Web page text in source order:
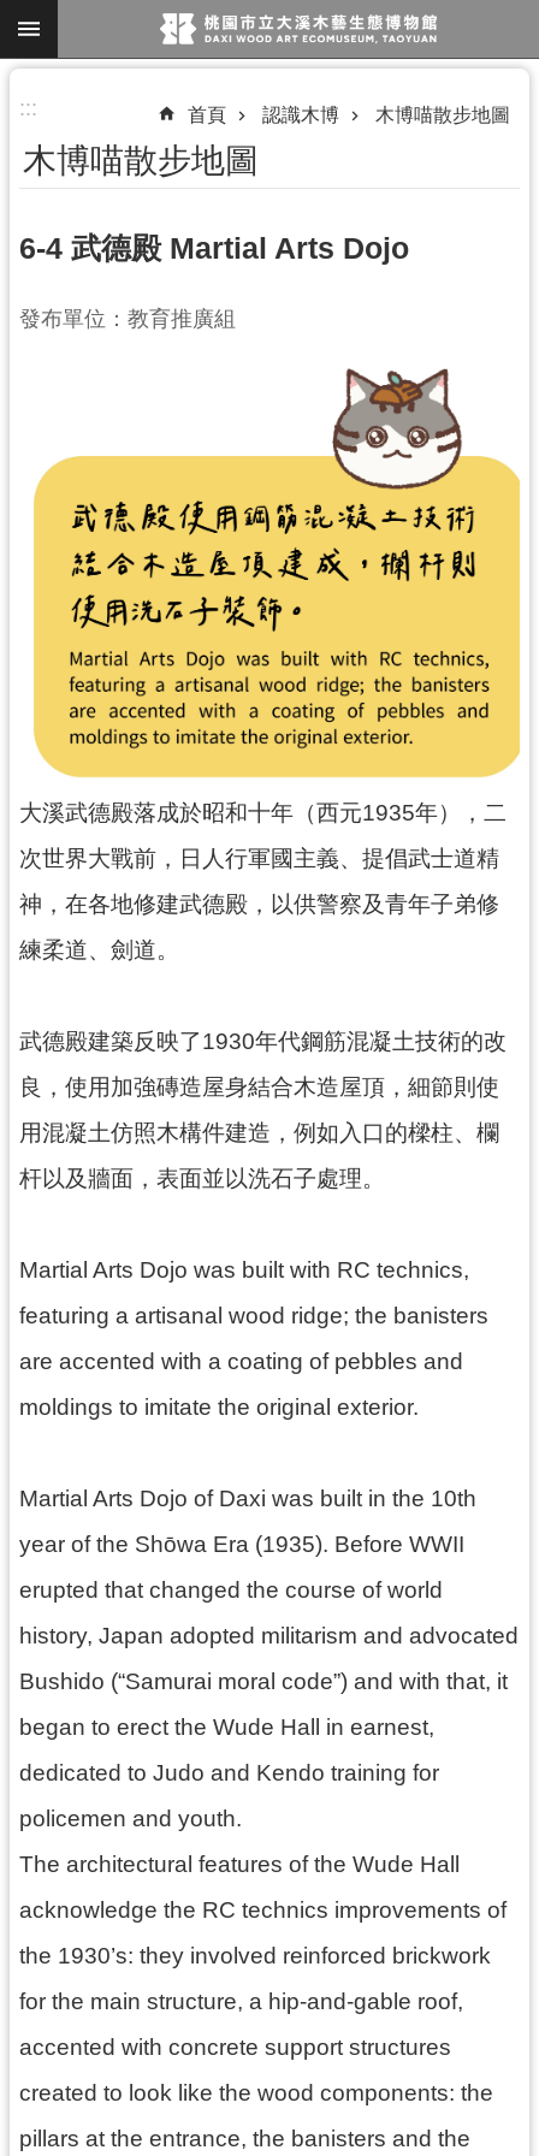
跳到主要內容區塊
搜
尋
參
覽
研
學
習
資
源
認
博
訊
息
公
告
園
地
出
品
創
商
品
回
頁
網
導
政
箱
桃
園
政
n
::: 首頁 認識木博 木博喵散步地圖
木博喵散步地圖
6-4 武德殿 Martial Arts Dojo
發布單位：教育推廣組
大溪武德殿落成於昭和十年（西元1935年），二
次世界大戰前，日人行軍國主義、提倡武士道精
神，在各地修建武德殿，以供警察及青年子弟修
練柔道、劍道。
武德殿建築反映了1930年代鋼筋混凝土技術的改
良，使用加強磚造屋身結合木造屋頂，細節則使
用混凝土仿照木構件建造，例如入口的樑柱、欄
杆以及牆面，表面並以洗石子處理。
Martial Arts Dojo was built with RC technics,
featuring a artisanal wood ridge; the banisters
are accented with a coating of pebbles and
moldings to imitate the original exterior.
Martial Arts Dojo of Daxi was built in the 10th
year of the Shōwa Era (1935). Before WWII
erupted that changed the course of world
history, Japan adopted militarism and advocated
Bushido (“Samurai moral code”) and with that, it
began to erect the Wude Hall in earnest,
dedicated to Judo and Kendo training for
policemen and youth.
The architectural features of the Wude Hall
acknowledge the RC technics improvements of
the 1930’s: they involved reinforced brickwork
for the main structure, a hip-and-gable roof,
accented with concrete support structures
created to look like the wood components: the
pillars at the entrance, the banisters and the